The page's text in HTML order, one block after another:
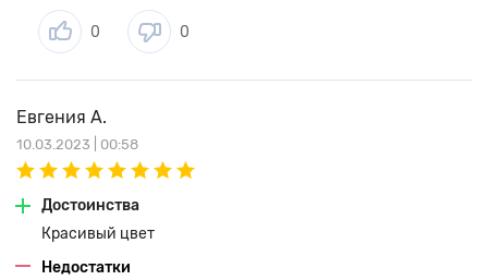
0 0
Евгения А.
10.03.2023 | 00:58
Достоинства
Красивый цвет
Недостатки